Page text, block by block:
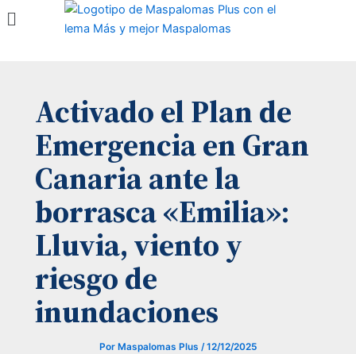
Menú
Activado el Plan de
Emergencia en Gran
Canaria ante la
borrasca «Emilia»:
Lluvia, viento y
riesgo de
inundaciones
Por Maspalomas Plus /12/12/2025